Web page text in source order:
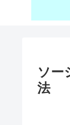
ソー
法